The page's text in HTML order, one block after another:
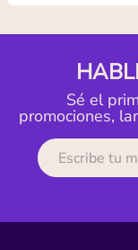
Sé el
promociones,